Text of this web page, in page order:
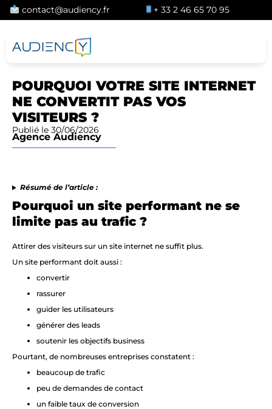
contact@audiency.fr + 33 2 46 65 70 95
POURQUOI VOTRE SITE INTERNET
NE CONVERTIT PAS VOS
VISITEURS ?
Publié le 30/06/2026
Agence Audiency
Résumé de l’article :
Pourquoi un site performant ne se
limite pas au trafic ?
Attirer des visiteurs sur un site internet ne suffit plus.
Un site performant doit aussi :
convertir
rassurer
guider les utilisateurs
générer des leads
soutenir les objectifs business
Pourtant, de nombreuses entreprises constatent :
beaucoup de trafic
peu de demandes de contact
un faible taux de conversion